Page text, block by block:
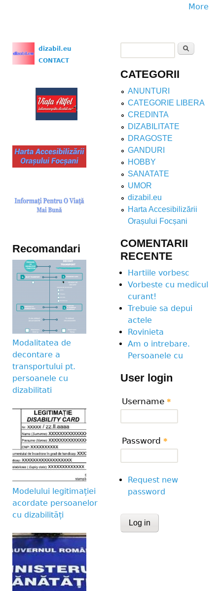
More
dizabil.eu
CONTACT
Recomandari
Modalitatea de
decontare a
transportului pt.
persoanele cu
dizabilitati
Modelului legitimației
acordate persoanelor
cu dizabilități
Search form
CATEGORII
ANUNTURI
CATEGORIE LIBERA
CREDINTA
DIZABILITATE
DRAGOSTE
GANDURI
HOBBY
SANATATE
UMOR
dizabil.eu
Harta Accesibilizării
Orașului Focșani
COMENTARII
RECENTE
Hartiile vorbesc
Vorbeste cu medicul
curant!
Trebuie sa depui
actele
Rovinieta
Am o intrebare.
Persoanele cu
User login
Username *
Password *
Request new
password
CAPTCHA